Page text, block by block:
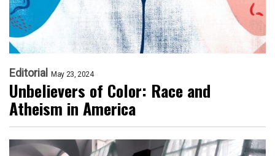
Editorial May 23, 2024
Unbelievers of Color: Race and
Atheism in America